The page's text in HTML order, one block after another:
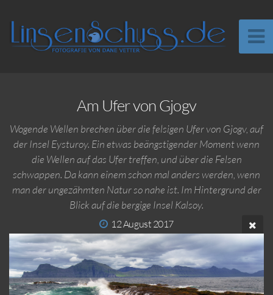
Am Ufer von Gjogv
Wogende Wellen brechen über die felsigen Ufer von Gjogv, auf
der Insel Eysturoy. Ein etwas beängstigender Moment wenn
die Wellen auf das Ufer treffen, und über die Felsen
schwappen. Da kann einem schon mal anders werden, wenn
man der ungezähmten Natur so nahe ist. Im Hintergrund der
Blick auf die bergige Insel Kalsoy.
12 August 2017